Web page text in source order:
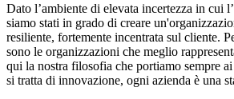
Dato l’ambiente di elevata incertezza in cui
siamo stati in grado di creare
resiliente, fortemente incentrata sul cliente.
sono le organizzazioni che meglio
qui la nostra filosofia che portiamo sempre
si tratta di innovazione, ogni azienda è una